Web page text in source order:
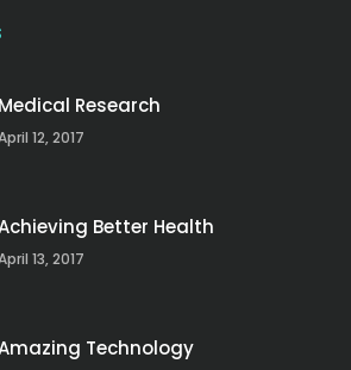
Medical Research
12, 2017
Better Health
13, 2017
Technology